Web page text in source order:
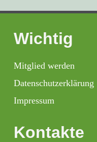
Wichtig
Mitglied werden
Datenschutzerklärung
Impressum
Kontakte